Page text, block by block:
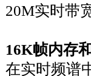
20M实时带
16K帧内存
在实时频谱